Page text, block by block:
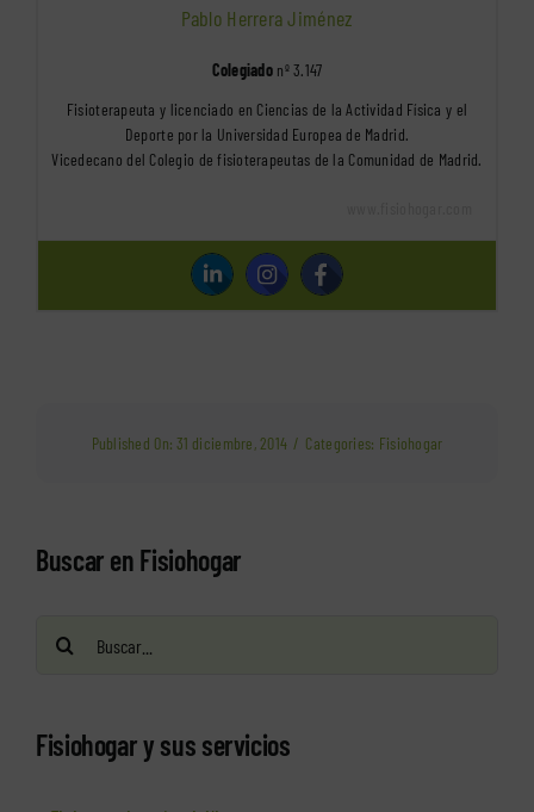
Pablo Herrera Jiménez
Colegiado nº 3.147
Fisioterapeuta y licenciado en Ciencias de la Actividad Física y el
Deporte por la Universidad Europea de Madrid.
Vicedecano del Colegio de fisioterapeutas de la Comunidad de Madrid.
Published On: 31 diciembre, 2014 / Categories: Fisiohogar
Buscar en Fisiohogar
Buscar:
Fisiohogar y sus servicios